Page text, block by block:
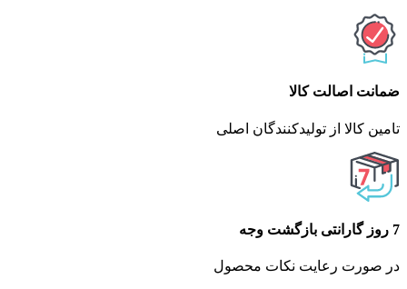
ضمانت اصالت کالا
تامین کالا از تولیدکنندگان اصلی
7 روز گارانتی بازگشت وجه
در صورت رعایت نکات محصول